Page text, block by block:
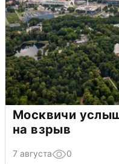
Москвичи
на взрыв
7 августа 0